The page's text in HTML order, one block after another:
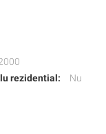
rezidential:
Nu